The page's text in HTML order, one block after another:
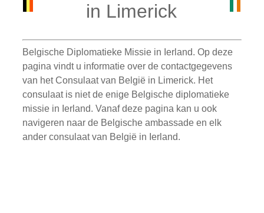
in Limerick
Belgische Diplomatieke Missie in Ierland. Op deze
pagina vindt u informatie over de contactgegevens
van het Consulaat van België in Limerick. Het
consulaat is niet de enige Belgische diplomatieke
missie in Ierland. Vanaf deze pagina kan u ook
navigeren naar de Belgische ambassade en elk
ander consulaat van België in Ierland.